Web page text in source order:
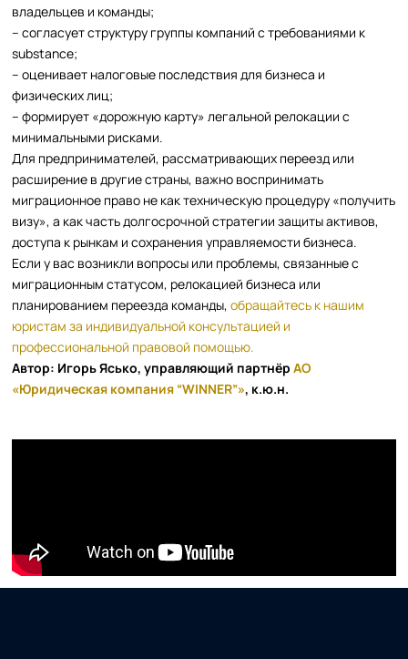
владельцев и команды;
– согласует структуру группы компаний с требованиями к
substance;
– оценивает налоговые последствия для бизнеса и
физических лиц;
– формирует «дорожную карту» легальной релокации с
минимальными рисками.
Для предпринимателей, рассматривающих переезд или
расширение в другие страны, важно воспринимать
миграционное право не как техническую процедуру «получить
визу», а как часть долгосрочной стратегии защиты активов,
доступа к рынкам и сохранения управляемости бизнеса.
Если у вас возникли вопросы или проблемы, связанные с
миграционным статусом, релокацией бизнеса или
планированием переезда команды,обращайтесь к нашим
юристам за индивидуальной консультацией и
профессиональной правовой помощью.
Автор: Игорь Ясько, управляющий партнёрАО
«Юридическая компания “WINNER”», к.ю.н.